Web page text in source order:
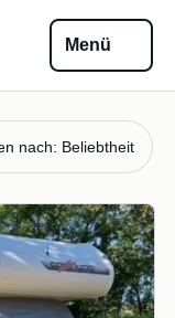
Menü
nach: Beliebtheit